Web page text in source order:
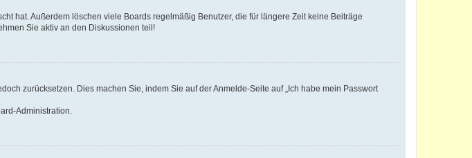
hat. Außerdem löschen viele Boards regelmäßig Benutzer, die für längere Zeit keine Beiträge
Sie aktiv an den Diskussionen teil!
zurücksetzen. Dies machen Sie, indem Sie auf der Anmelde-Seite auf „Ich habe mein Passwort
Administration.